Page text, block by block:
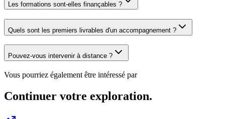
Les formations sont-elles finançables ?
Quels sont les premiers livrables d'un accompagnement ?
Pouvez-vous intervenir à distance ?
Vous pourriez également être intéressé par
Continuer votre exploration.